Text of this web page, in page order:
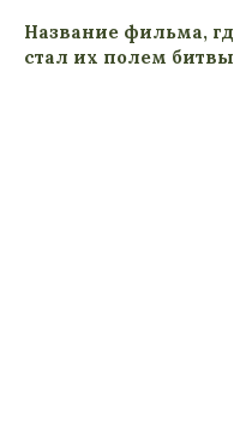
Название фильма,
стал их полем битвы